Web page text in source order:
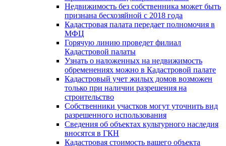
Недвижимость без собственника может быть
признана бесхозяйной с 2018 года
Кадастровая палата передает полномочия в
МФЦ
Горячую линию проведет филиал
Кадастровой палаты
Узнать о наложенных на недвижимость
обременениях можно в Кадастровой палате
Кадастровый учет жилых домов возможен
только при наличии разрешения на
строительство
Собственники участков могут уточнить вид
разрешенного использования
Сведения об объектах культурного наследия
вносятся в ГКН
Кадастровая стоимость вашего объекта